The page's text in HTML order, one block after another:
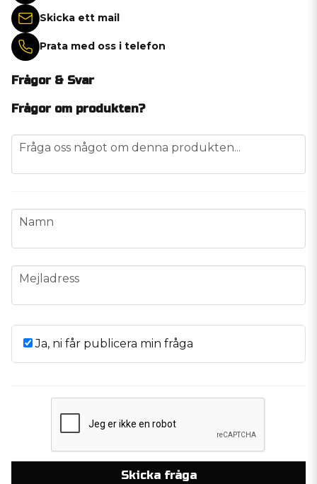
Skicka ett mail
Prata med oss i telefon
Frågor & Svar
Frågor om produkten?
question
Fråga oss något om denna produkten...
name
Namn
email
Mejladress
Ja, ni får publicera min fråga
Skicka fråga